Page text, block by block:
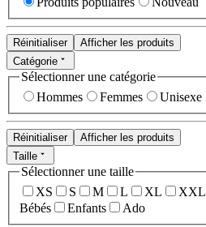
Réinitialiser
Afficher les produits
Catégorie
Sélectionner une catégorie
Hommes
Femmes Unisexe
Réinitialiser
Afficher les produits
Taille
Sélectionner une taille
XS
S M L XL XXL
Bébés
Enfants Ado